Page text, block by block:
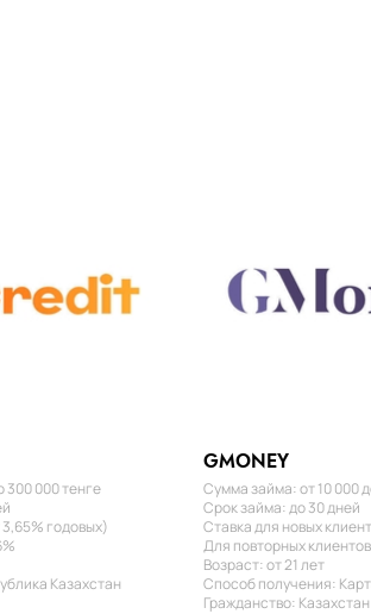
300 000 тенге
годовых)
Казахстан
GMONEY
Сумма займа: от 10 000
Срок займа: до 30 дней
Ставка для новых
Для повторных
Возраст: от 21 лет
Способ получения:
Гражданство: Казахстан